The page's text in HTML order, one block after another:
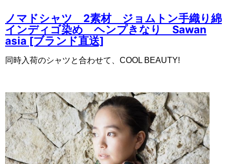
ノマドシャツ 2素材 ジョムトン手織り綿
インディゴ染め ヘンプきなり Sawan
asia [ブランド直送]
同時入荷のシャツと合わせて、COOL BEAUTY!